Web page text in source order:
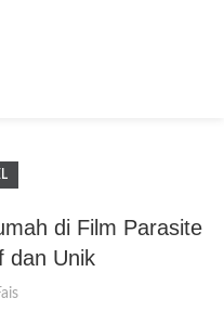
di Film Parasite
dan Unik